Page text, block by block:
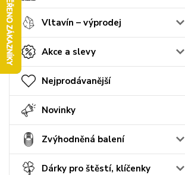
Vltavín – výprodej
Akce a slevy
Nejprodávanější
Novinky
Zvýhodněná balení
Dárky pro štěstí, klíčenky